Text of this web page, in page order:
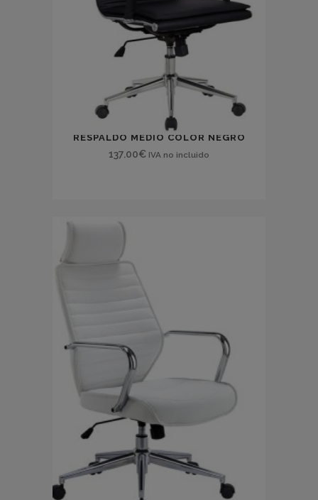
SILLÓN EJECUTIVO AMSTERDAM
RESPALDO MEDIO COLOR NEGRO
137.00€ IVA no incluido
SILLÓN EJECUTIVO BRATISLAVA
COLOR BLANCO
€ IVA no incluido